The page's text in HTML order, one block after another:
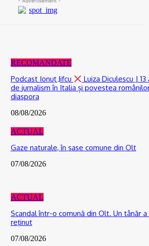
RECOMANDATE
Podcast Ionuţ Jifcu
Luiza Diculescu | 13
de jurnalism în Italia și povestea
diaspora
08/08/2026
ACTUAL
Gaze naturale, în şase comune din Olt
07/08/2026
ACTUAL
Scandal într-o comună din Olt. Un tânăr
reţinut
07/08/2026